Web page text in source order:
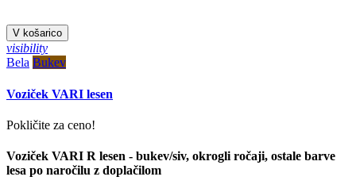
V košarico
visibility
Bela Bukev
Voziček VARI lesen
Pokličite za ceno!
Voziček VARI R lesen - bukev/siv, okrogli ročaji, ostale barve
lesa po naročilu z doplačilom